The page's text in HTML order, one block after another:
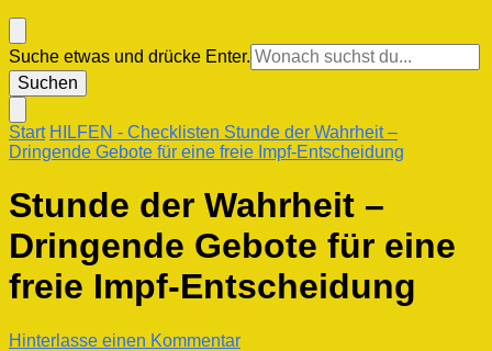
Suchst
du
nach
Suche etwas und drücke Enter.
Start HILFEN - Checklisten Stunde der Wahrheit –
Dringende Gebote für eine freie Impf-Entscheidung
Stunde der Wahrheit –
Dringende Gebote für eine
freie Impf-Entscheidung
Hinterlasse einen Kommentarzu